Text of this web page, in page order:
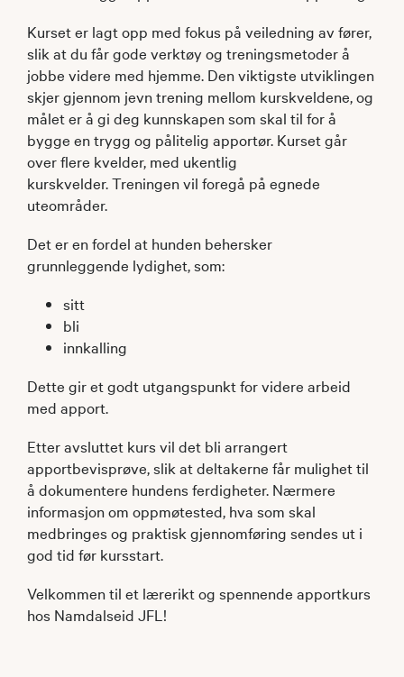
Kurset er lagt opp med fokus på veiledning av fører,
slik at du får gode verktøy og treningsmetoder å
jobbe videre med hjemme. Den viktigste utviklingen
skjer gjennom jevn trening mellom kurskveldene, og
målet er å gi deg kunnskapen som skal til for å
bygge en trygg og pålitelig apportør. Kurset går
over flere kvelder, med ukentlig
kurskvelder. Treningen vil foregå på egnede
uteområder.
Det er en fordel at hunden behersker
grunnleggende lydighet, som:
sitt
bli
innkalling
Dette gir et godt utgangspunkt for videre arbeid
med apport.
Etter avsluttet kurs vil det bli arrangert
apportbevisprøve, slik at deltakerne får mulighet til
å dokumentere hundens ferdigheter. Nærmere
informasjon om oppmøtested, hva som skal
medbringes og praktisk gjennomføring sendes ut i
god tid før kursstart.
Velkommen til et lærerikt og spennende apportkurs
hos Namdalseid JFL!